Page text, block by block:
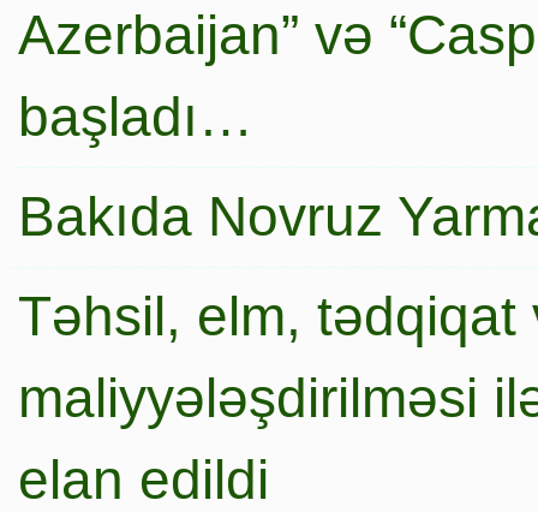
Azerbaijan” və
başladı…
Bakıda Novruz
Təhsil, elm,
maliyyələşdirilməsi
elan edildi